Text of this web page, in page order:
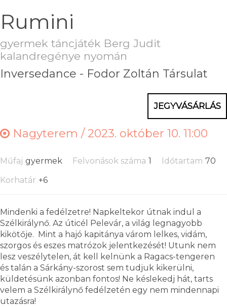
Rumini
gyermek táncjáték Berg Judit
kalandregénye nyomán
Inversedance - Fodor Zoltán Társulat
JEGYVÁSÁRLÁS
Nagyterem /2023. október 10. 11:00
Műfaj gyermek Felvonások száma 1 Időtartam 70
Korhatár +6
Mindenki a fedélzetre! Napkeltekor útnak indul a
Szélkirálynő. Az úticél Pelevár, a világ legnagyobb
kikötője. Mint a hajó kapitánya várom lelkes, vidám,
szorgos és eszes matrózok jelentkezését! Utunk nem
lesz veszélytelen, át kell kelnünk a Ragacs-tengeren
és talán a Sárkány-szorost sem tudjuk kikerülni,
küldetésünk azonban fontos! Ne késlekedj hát, tarts
velem a Szélkirálynő fedélzetén egy nem mindennapi
utazásra!